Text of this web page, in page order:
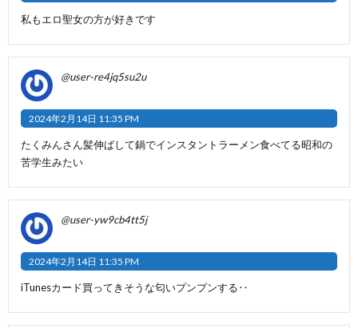
私もエロ聖女の方が好きです
@user-re4jq5su2u
2024年2月14日 11:35 PM
たくみんさん髪伸ばして鍋でインスタントラーメン食べてる昭和の
苦学生みたい
@user-yw9cb4tt5j
2024年2月14日 11:35 PM
iTunesカード買ってきそうな匂いプンプンする‥